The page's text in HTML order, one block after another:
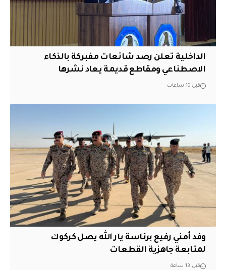
الداخلية تعلن رصد شائعات مفبركة بالذكاء
الاصطناعي ومقاطع قديمة يعاد نشرها
قبل 10 ساعات
وفد أمني رفيع برئاسة يار الله يصل كركوك
لمتابعة جاهزية القطعات
قبل 13 ساعة